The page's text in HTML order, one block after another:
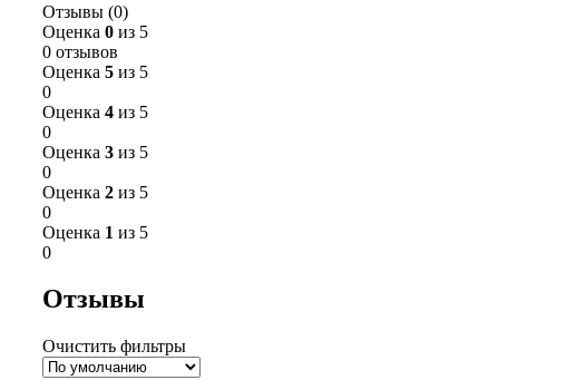
Отзывы (0)
Оценка 0 из 5
0 отзывов
Оценка 5 из 5
0
Оценка 4 из 5
0
Оценка 3 из 5
0
Оценка 2 из 5
0
Оценка 1 из 5
0
Отзывы
Очистить фильтры